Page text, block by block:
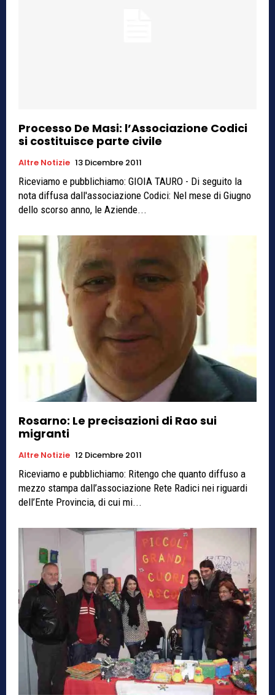
Processo De Masi: l’Associazione Codici
si costituisce parte civile
Altre Notizie 13 Dicembre 2011
Riceviamo e pubblichiamo: GIOIA TAURO - Di seguito la
nota diffusa dall'associazione Codici: Nel mese di Giugno
dello scorso anno, le Aziende...
Rosarno: Le precisazioni di Rao sui
migranti
Altre Notizie 12 Dicembre 2011
Riceviamo e pubblichiamo: Ritengo che quanto diffuso a
mezzo stampa dall’associazione Rete Radici nei riguardi
dell’Ente Provincia, di cui mi...